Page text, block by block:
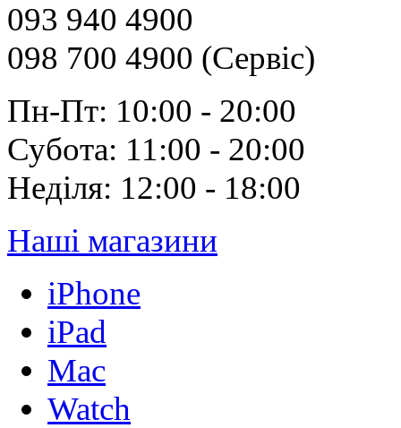
093 940 4900
098 700 4900 (Сервіс)
Пн-Пт: 10:00 - 20:00
Субота: 11:00 - 20:00
Неділя: 12:00 - 18:00
Наші магазини
iPhone
iPad
Mac
Watch